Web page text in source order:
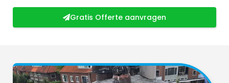
Gratis Offerte aanvragen